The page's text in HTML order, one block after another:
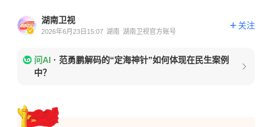
湖南卫视
2026年6月23日15:07 湖南 湖南卫视官方账号
关注
问AI · 范勇鹏解码的“定海神针”如何体现在民生案例
中？